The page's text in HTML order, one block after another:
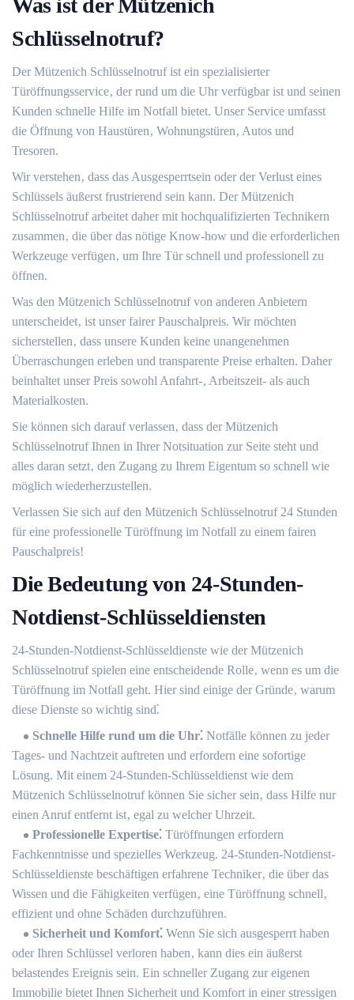
Was ist der Mützenich
Schlüsselnotruf?​
Der Mützenich Schlüsselnotruf ist ein spezialisierter
Türöffnungsservice‚ der rund um die Uhr verfügbar ist und seinen
Kunden schnelle Hilfe im Notfall bietet. Unser Service umfasst
die Öffnung von Haustüren‚ Wohnungstüren‚ Autos und
Tresoren.
Wir verstehen‚ dass das Ausgesperrtsein oder der Verlust eines
Schlüssels äußerst frustrierend sein kann. Der Mützenich
Schlüsselnotruf arbeitet daher mit hochqualifizierten Technikern
zusammen‚ die über das nötige Know-how und die erforderlichen
Werkzeuge verfügen‚ um Ihre Tür schnell und professionell zu
öffnen.
Was den Mützenich Schlüsselnotruf von anderen Anbietern
unterscheidet‚ ist unser fairer Pauschalpreis.​ Wir möchten
sicherstellen‚ dass unsere Kunden keine unangenehmen
Überraschungen erleben und transparente Preise erhalten.​ Daher
beinhaltet unser Preis sowohl Anfahrt-‚ Arbeitszeit- als auch
Materialkosten.
Sie können sich darauf verlassen‚ dass der Mützenich
Schlüsselnotruf Ihnen in Ihrer Notsituation zur Seite steht und
alles daran setzt‚ den Zugang zu Ihrem Eigentum so schnell wie
möglich wiederherzustellen.​
Verlassen Sie sich auf den Mützenich Schlüsselnotruf 24 Stunden
für eine professionelle Türöffnung im Notfall zu einem fairen
Pauschalpreis!​
Die Bedeutung von 24-Stunden-
Notdienst-Schlüsseldiensten
24-Stunden-Notdienst-Schlüsseldienste wie der Mützenich
Schlüsselnotruf spielen eine entscheidende Rolle‚ wenn es um die
Türöffnung im Notfall geht.​ Hier sind einige der Gründe‚ warum
diese Dienste so wichtig sind⁚
Schnelle Hilfe rund um die Uhr⁚ Notfälle können zu jeder
Tages- und Nachtzeit auftreten und erfordern eine sofortige
Lösung.​ Mit einem 24-Stunden-Schlüsseldienst wie dem
Mützenich Schlüsselnotruf können Sie sicher sein‚ dass Hilfe nur
einen Anruf entfernt ist‚ egal zu welcher Uhrzeit.​
Professionelle Expertise⁚ Türöffnungen erfordern
Fachkenntnisse und spezielles Werkzeug. 24-Stunden-Notdienst-
Schlüsseldienste beschäftigen erfahrene Techniker‚ die über das
Wissen und die Fähigkeiten verfügen‚ eine Türöffnung schnell‚
effizient und ohne Schäden durchzuführen.
Sicherheit und Komfort⁚ Wenn Sie sich ausgesperrt haben
oder Ihren Schlüssel verloren haben‚ kann dies ein äußerst
belastendes Ereignis sein.​ Ein schneller Zugang zur eigenen
Immobilie bietet Ihnen Sicherheit und Komfort in einer stressigen